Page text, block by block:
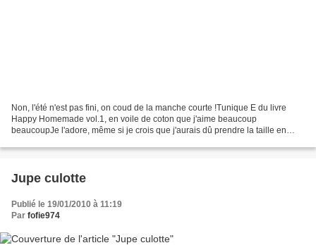
Non, l'été n'est pas fini, on coud de la manche courte !Tunique E du livre
Happy Homemade vol.1, en voile de coton que j'aime beaucoup
beaucoupJe l'adore, même si je crois que j'aurais dû prendre la taille en
Jupe culotte
Publié le 19/01/2010 à 11:19
Par fofie974